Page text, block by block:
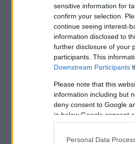
sensitive information for
confirm your selection.
continue seeing interest-
information disclosed to
further disclosure of your
participants. This
Downstream Participants
Please note that this
information including but
deny consent to Google
in below Google consent
Personal Data